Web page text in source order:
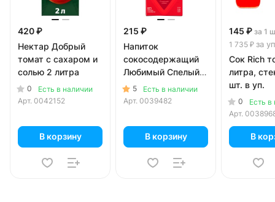
420 ₽
Нектар Добрый
томат с сахаром и
солью 2 литра
0
Есть в наличии
Арт. 0042152
В корзину
215 ₽
Напиток
сокосодержащий
Любимый Спелый
томат 0.95 литра
5
Есть в наличии
Арт. 0039482
В корзину
145 ₽ за 1
1 735 ₽ за уп
Сок Rich
литра,
шт. в уп.
0
Есть в
Арт.
В